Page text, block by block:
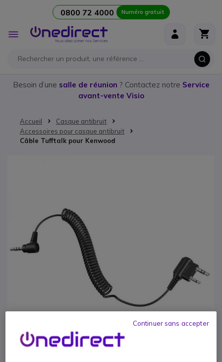
0800 72 4000 Numéro gratuit
Affichage
navigation
Besoin d’une salle de réunion ? Contactez notre Service
avant-vente Visio
Accueil
Casque antibruit
Accessoires pour casque antibruit
Câble Tufftalk pour Kenwood
Continuer sans accepter